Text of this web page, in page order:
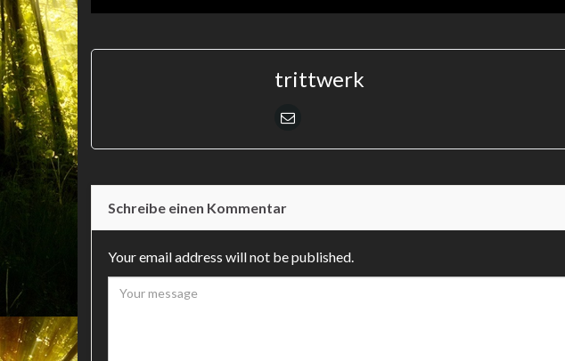
trittwerk
Schreibe einen Kommentar
Your email address will not be published.